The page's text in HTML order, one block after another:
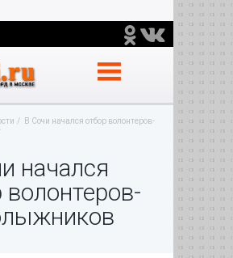
В Сочи начался отбор волонтеров-
начался
волонтеров-